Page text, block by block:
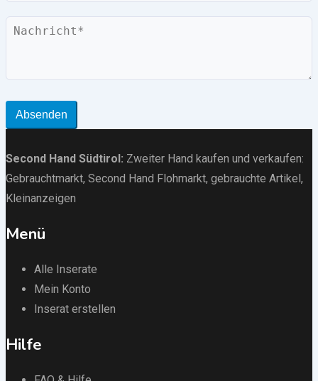
Nachricht
Absenden
Second Hand Südtirol : Zweiter Hand kaufen und verkaufen:
Gebrauchtmarkt, Second Hand Flohmarkt, gebrauchte Artikel ,
Kleinanzeigen
Menü
Alle Inserate
Mein Konto
Inserat erstellen
Hilfe